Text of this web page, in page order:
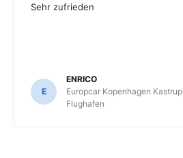
Sehr zufrieden
E
ENRICO
Europcar Kopenhagen Kastrup
Flughafen